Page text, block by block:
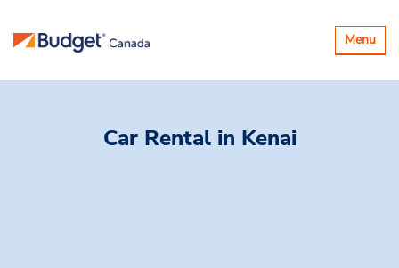
Basculer
la
Menu
Car Rental in Kenai